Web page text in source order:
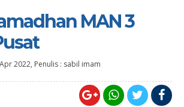
MAN 3
2022, Penulis : sabil imam